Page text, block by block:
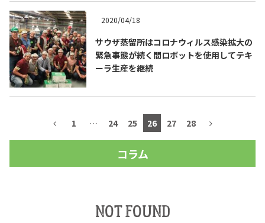
COPYRIGHT © JUAST All rights reserved.
2020/04/18
サウザ蒸留所はコロナウィルス感染拡大の
緊急事態が続く間ロボットを使用してテキ
ーラ生産を継続
1 … 24 25 26 27 28
コラム
NOT FOUND